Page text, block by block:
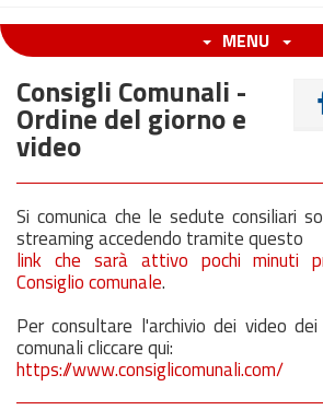
MENU
Consigli Comunali -
Ordine del giorno e
video
Si comunica che le sedute consiliari
streaming accedendo tramite questo
link che sarà attivo pochi minuti
Consiglio comunale.
Per consultare l'archivio dei video
comunali cliccare qui:
https://www.consiglicomunali.com/